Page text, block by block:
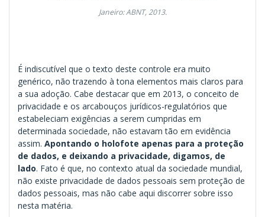
Janeiro: ABNT, 2013.
É indiscutível que o texto deste controle era muito
genérico, não trazendo à tona elementos mais claros para
a sua adoção. Cabe destacar que em 2013, o conceito de
privacidade e os arcabouços jurídicos-regulatórios que
estabeleciam exigências a serem cumpridas em
determinada sociedade, não estavam tão em evidência
assim. Apontando o holofote apenas para a proteção
de dados, e deixando a privacidade, digamos, de
lado. Fato é que, no contexto atual da sociedade mundial,
não existe privacidade de dados pessoais sem proteção de
dados pessoais, mas não cabe aqui discorrer sobre isso
nesta matéria.